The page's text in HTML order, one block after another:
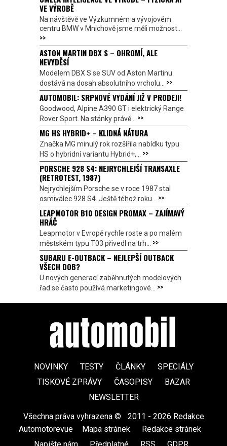
VE VÝROBĚ
Na návštěvě ve Výzkumném a vývojovém
centru BMW v Mnichově jsme měli možnost...
>>
ASTON MARTIN DBX S – OHROMÍ, ALE
NEVYDĚSÍ
Modelem DBX S se SUV od Aston Martinu
dostává na dosah absolutního vrcholu... >>
AUTOMOBIL: SRPNOVÉ VYDÁNÍ JIŽ V PRODEJI!
Goodwood, Alpine A390 GT i elektrický Range
Rover Sport. Na stánky právě... >>
MG HS HYBRID+ – KLIDNÁ NÁTURA
Značka MG minulý rok rozšířila nabídku typu
HS o hybridní variantu Hybrid+,... >>
PORSCHE 928 S4: NEJRYCHLEJŠÍ TRANSAXLE
(RETROTEST, 1987)
Nejrychlejším Porsche se v roce 1987 stal
osmiválec 928 S4. Ještě téhož roku... >>
LEAPMOTOR B10 DESIGN PROMAX – ZAJÍMAVÝ
HRÁČ
Leapmotor v Evropě rychle roste a po malém
městském typu T03 přivedl na trh... >>
SUBARU E-OUTBACK – NEJLEPŠÍ OUTBACK
VŠECH DOB?
U nových generací zaběhnutých modelových
řad se často používá marketingové... >>
NOVINKY TESTY ČLÁNKY
SPECIÁLY
TISKOVÉ ZPRÁVY
ČASOPISY
BAZAR
NEWSLETTER
Všechna práva vyhrazena ©
2011 - 2026 Redakce
Automotorevue
Mapa stránek Redakce stránek